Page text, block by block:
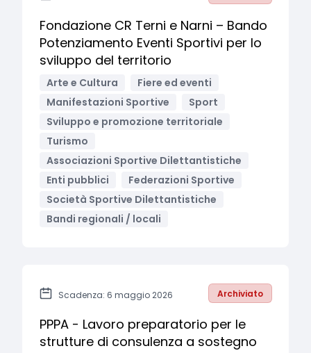
Fondazione CR Terni e Narni – Bando
Potenziamento Eventi Sportivi per lo
sviluppo del territorio
Arte e Cultura
Fiere ed eventi
Manifestazioni Sportive
Sport
Sviluppo e promozione territoriale
Turismo
Associazioni Sportive Dilettantistiche
Enti pubblici
Federazioni Sportive
Società Sportive Dilettantistiche
Bandi regionali / locali
Scadenza: 6 maggio 2026 Archiviato
PPPA - Lavoro preparatorio per le
strutture di consulenza a sostegno